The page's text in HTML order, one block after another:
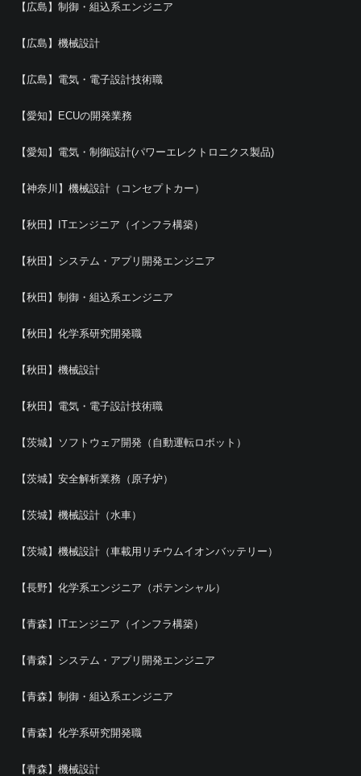
【広島】制御・組込系エンジニア
【広島】機械設計
【広島】電気・電子設計技術職
【愛知】ECUの開発業務
【愛知】電気・制御設計(パワーエレクトロニクス製品)
【神奈川】機械設計（コンセプトカー）
【秋田】ITエンジニア（インフラ構築）
【秋田】システム・アプリ開発エンジニア
【秋田】制御・組込系エンジニア
【秋田】化学系研究開発職
【秋田】機械設計
【秋田】電気・電子設計技術職
【茨城】ソフトウェア開発（自動運転ロボット）
【茨城】安全解析業務（原子炉）
【茨城】機械設計（水車）
【茨城】機械設計（車載用リチウムイオンバッテリー）
【長野】化学系エンジニア（ポテンシャル）
【青森】ITエンジニア（インフラ構築）
【青森】システム・アプリ開発エンジニア
【青森】制御・組込系エンジニア
【青森】化学系研究開発職
【青森】機械設計